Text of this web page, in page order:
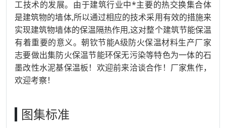
工技术的发展。由于建筑行业中*主要的热交换集合体
是建筑物的墙体,所以通过相应的技术采用有效的措施来
实现建筑物墙体的保温隔热作用,这对整个建筑节能保温
有着重要的意义。朝钦节能A级防火保温材料生产厂家
志要做出集防火保温节能环保无污染等特色为一体的石
墨改性水泥基保温板！欢迎前来洽谈合作！厂家焦作，
欢迎考察！
图集标准